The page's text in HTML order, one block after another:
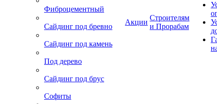
Фиброцементный
Сайдинг под бревно
Сайдинг под камень
Под дерево
Сайдинг под брус
Софиты
Акции
Строителям
и Прорабам